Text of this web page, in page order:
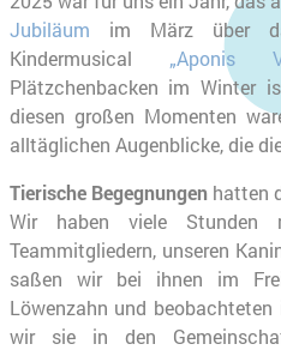
Jubiläum im März über
Kindermusical „Aponis
Plätzchenbacken im Winter
diesen großen Momenten
alltäglichen Augenblicke, die
Tierische Begegnungenhatten
Wir haben viele Stunden
Teammitgliedern, unseren
saßen wir bei ihnen im
Löwenzahn und
wir sie in den